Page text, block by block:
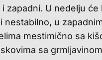
zapadni. U nedelju će
nestabilno, u
mestimično sa
sa